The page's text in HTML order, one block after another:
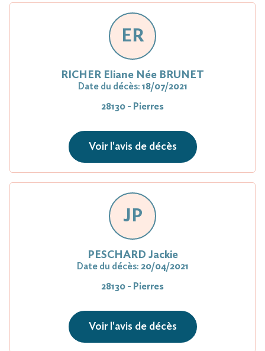
ER
RICHER Eliane Née BRUNET
Date du décès: 18/07/2021
28130 - Pierres
Voir l'avis de décès
JP
PESCHARD Jackie
Date du décès: 20/04/2021
28130 - Pierres
Voir l'avis de décès